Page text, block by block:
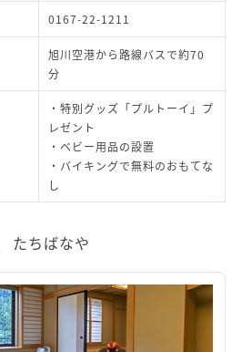
0167-22-1211
旭川空港から路線バスで約70
分
・特別グッズ「プルトーイ」プ
レゼント
・ベビー用品の設置
・バイキングで無料のおもてな
し
たちばなや